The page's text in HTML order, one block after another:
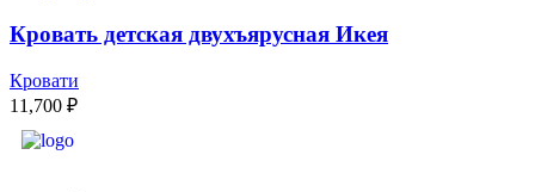
Кровать детская двухъярусная Икея
Кровати
11,700 ₽